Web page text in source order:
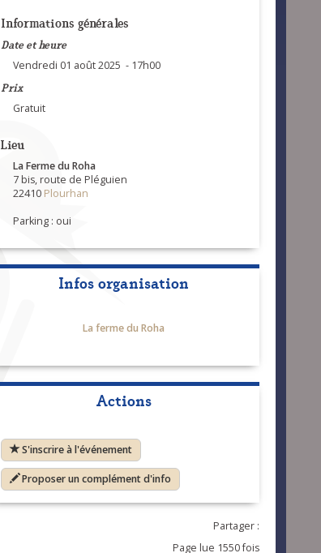
Informations générales
Date et heure
Vendredi 01 août 2025 - 17h00
Prix
Gratuit
Lieu
La Ferme du Roha
7 bis, route de Pléguien
22410 Plourhan
Parking : oui
Infos organisation
La ferme du Roha
Actions
S'inscrire à l'événement
Proposer un complément d'info
Partager :
Page lue 1550 fois